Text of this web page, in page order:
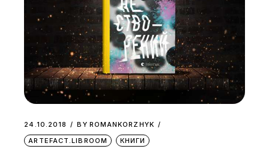
24.10.2018 BY ROMANKORZHYK
ARTEFACT.LIBROOM
КНИГИ